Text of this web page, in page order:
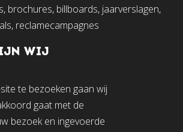
te bezoeken gaan wij
gaat met de
bezoek en ingevoerde
brochures, billboards, jaarverslagen,
reclamecampagnes
WIJ